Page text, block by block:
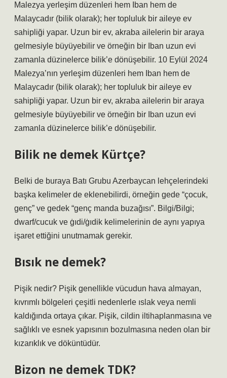
Malezya yerleşim düzenleri hem Iban hem de
Malaycadır (bilik olarak); her topluluk bir aileye ev
sahipliği yapar. Uzun bir ev, akraba ailelerin bir araya
gelmesiyle büyüyebilir ve örneğin bir Iban uzun evi
zamanla düzinelerce bilik’e dönüşebilir. 10 Eylül 2024
Malezya’nın yerleşim düzenleri hem Iban hem de
Malaycadır (bilik olarak); her topluluk bir aileye ev
sahipliği yapar. Uzun bir ev, akraba ailelerin bir araya
gelmesiyle büyüyebilir ve örneğin bir Iban uzun evi
zamanla düzinelerce bilik’e dönüşebilir.
Bilik ne demek Kürtçe?
Belki de buraya Batı Grubu Azerbaycan lehçelerindeki
başka kelimeler de eklenebilirdi, örneğin gede “çocuk,
genç” ve gedek “genç manda buzağısı”. Bilgi/Bilgi;
dwarf/cucuk ve ġıdi/ġıdik kelimelerinin de aynı yapıya
işaret ettiğini unutmamak gerekir.
Bısık ne demek?
Pişik nedir? Pişik genellikle vücudun hava almayan,
kıvrımlı bölgeleri çeşitli nedenlerle ıslak veya nemli
kaldığında ortaya çıkar. Pişik, cildin iltihaplanmasına ve
sağlıklı ve esnek yapısının bozulmasına neden olan bir
kızarıklık ve döküntüdür.
Bizon ne demek TDK?